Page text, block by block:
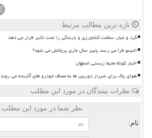
تازه ترین مطالب مرتبط
گرد و غبار، سلامت کشاورزی و بارندگی را تحت تأثیر قرار می دهد
النینو فرا می رسد پاییز سال جاری پرچالش می شود؟
اخبار کوتاه محیط زیستی اصفهان
هوای پاک برای شیراز دوربین ها به مصاف خودرو های آلاینده می روند
نظرات بینندگان در مورد این مطلب
نظر شما در مورد این مطلب
نام: